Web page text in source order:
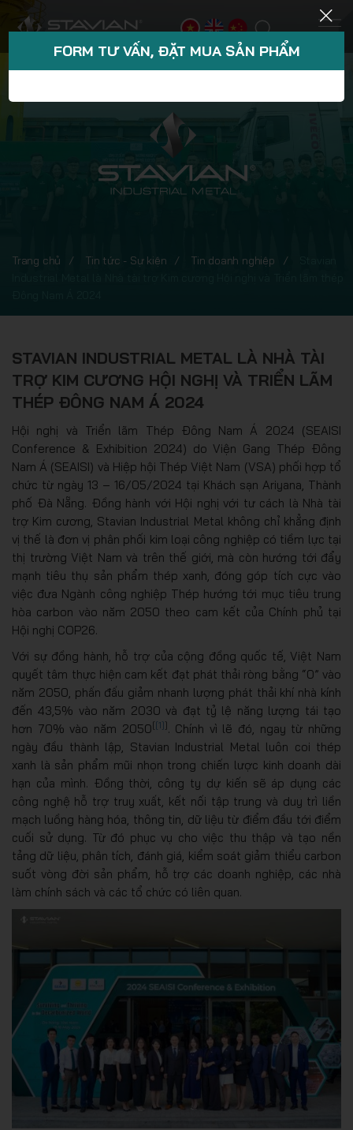
Trang chủ Tin tức - Sự kiện Tin doanh nghiệp
STAVIAN INDUSTRIAL METAL LÀ NHÀ TÀI
TRỢ KIM CƯƠNG HỘI NGHỊ VÀ TRIỂN LÃM
THÉP ĐÔNG NAM Á 2024
Hội nghị và Triển lãm Thép Đông Nam Á 2024 (SEAISI
Conference & Exhibition 2024) do Viện Gang Thép Đông
Nam Á (SEAISI) và Hiệp hội Thép Việt Nam (VSA) phối hợp tổ
chức từ ngày 13 – 16/05/2024 tại Khách sạn Ariyana, Thành
phố Đà Nẵng. Đồng hành với Hội nghị với tư cách là Nhà tài
trợ Kim cương, Stavian Industrial Metal không chỉ khẳng định
vị thế là đơn vị phân phối kim loại công nghiệp có tiềm lực tại
thị trường Việt Nam và trên thế giới, mà còn hướng tới đẩy
mạnh tiêu thụ sản phẩm thép xanh, đóng góp tích cực vào
việc đưa Ngành công nghiệp Thép hướng tới mục tiêu trung
hòa carbon vào năm 2050 theo cam kết của Chính phủ tại
Hội nghị COP26.
Với sự đồng hành, hỗ trợ của cộng đồng quốc tế, Việt Nam
quyết tâm thực hiện cam kết đạt phát thải ròng bằng “0” vào
năm 2050, phấn đấu giảm nhanh lượng phát thải khí nhà kính
đến 43,5% vào năm 2030 và đạt tỷ lệ năng lượng tái tạo
hơn 70% vào năm 2050[ [1] ]. Chính vì lẽ đó, ngay từ những
ngày đầu thành lập, Stavian Industrial Metal luôn coi thép
xanh là sản phẩm mũi nhọn trong chiến lược kinh doanh dài
hạn của mình. Đồng thời, công ty dự kiến sẽ áp dụng các
công nghệ hỗ trợ truy xuất, kết nối tập trung và duy trì liền
mạch luồng hàng hóa, thông tin, dữ liệu từ điểm đầu tới điểm
cuối sử dụng. Từ đó phục vụ cho việc thu thập và tạo nền
tảng dữ liệu, phân tích, đánh giá, kiểm soát giảm thiểu carbon
suốt vòng đời sản phẩm, hỗ trợ các doanh nghiệp, các nhà
làm chính sách và các tổ chức có liên quan.
FORM TƯ VẤN, ĐẶT MUA SẢN PHẨM